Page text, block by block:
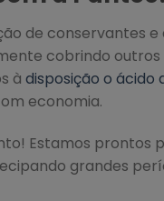
de conservantes
cobrindo
à disposição o ácido
economia.
Estamos prontos
grandes